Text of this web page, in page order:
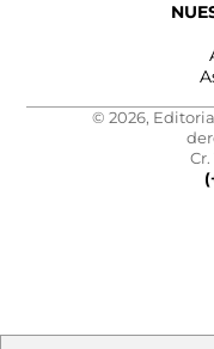
© 2026,